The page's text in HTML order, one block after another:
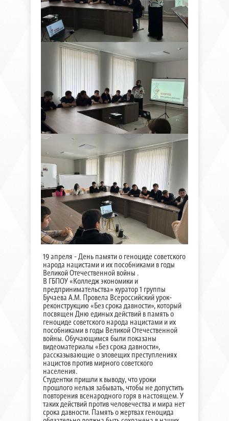
19 апреля - День памяти о геноциде советского
народа нацистами и их пособниками в годы
Великой Отечественной войны .
В ГБПОУ «Колледж экономики и
предпринимательства» куратор 1 группы
Бучаева А.М. Провела Всероссийский урок-
реконструкцию «Без срока давности», который
посвящен Дню единых действий в память о
геноциде советского народа нацистами и их
пособниками в годы Великой Отечественной
войны. Обучающимся были показаны
видеоматериалы «Без срока давности»,
рассказывающие о зловещих преступлениях
нацистов против мирного советского
населения.
Студентки пришли к выводу, что уроки
прошлого нельзя забывать, чтобы не допустить
повторения всенародного горя в настоящем. У
таких действий против человечества и мира нет
срока давности. Память о жертвах геноцида